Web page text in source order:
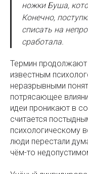
ножки Буша,
Конечно,
списать на
сработала.
Термин
известным
неразрывными
потрясающее
идеи проникают в
считается
психологическому
люди перестали
чём-то